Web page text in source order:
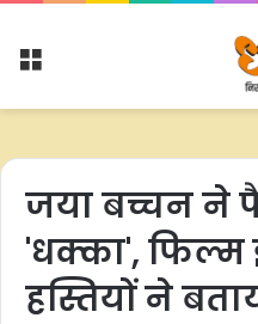
Menu
जया बच्चन ने
'धक्का', फिल्म
हस्तियों ने